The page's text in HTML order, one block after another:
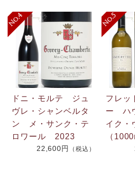
ドニ・モルテ ジュ
ヴレ・シャンベルタ
ン メ・サンク・テ
ロワール 2023
22,600円 （税込）
フレッ
ー ハ
イク
（